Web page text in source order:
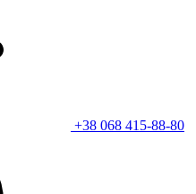
+38 068 415-88-80